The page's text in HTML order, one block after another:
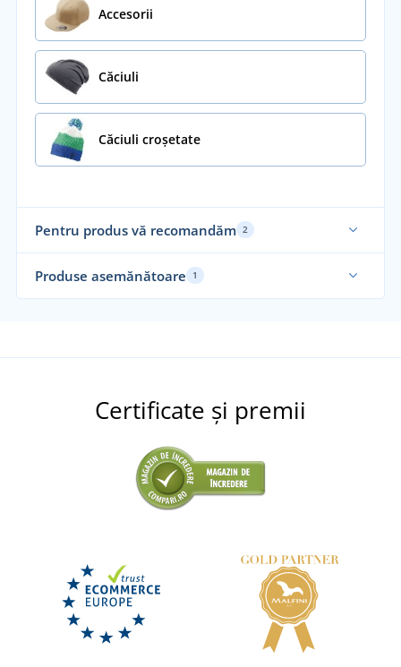
Accesorii
Căciuli
Căciuli croșetate
Pentru produs vă recomandăm 2
Jachetă subțire cu glugă pentru femei JN1151
Produse asemănătoare 1
Căciulă Single Beanie MB7131
Certificate și premii